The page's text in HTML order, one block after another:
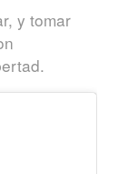
y tomar